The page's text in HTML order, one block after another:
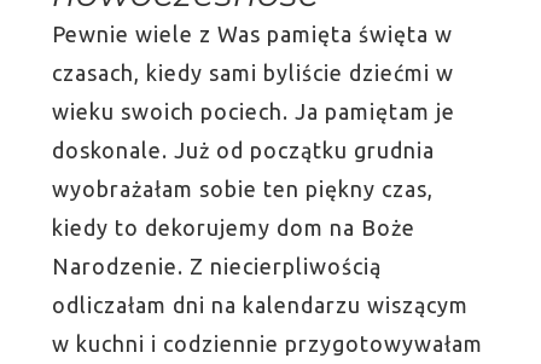
Pewnie wiele z Was pamięta święta w
czasach, kiedy sami byliście dziećmi w
wieku swoich pociech. Ja pamiętam je
doskonale. Już od początku grudnia
wyobrażałam sobie ten piękny czas,
kiedy to dekorujemy dom na Boże
Narodzenie. Z niecierpliwością
odliczałam dni na kalendarzu wiszącym
w kuchni i codziennie przygotowywałam